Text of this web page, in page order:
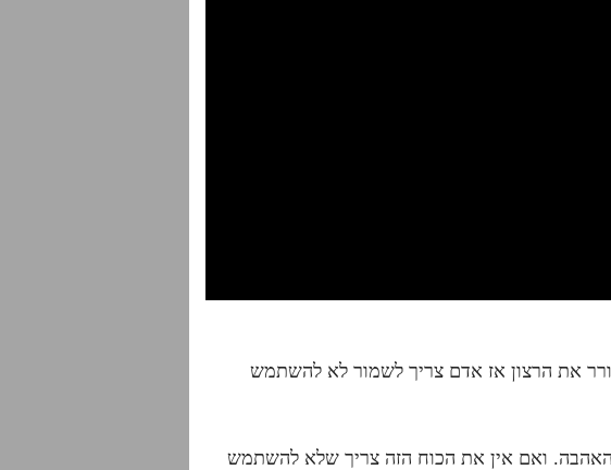
את הרצון אז אדם צריך לשמור לא להשתמש
ואם אין את הכוח הזה צריך שלא להשתמש